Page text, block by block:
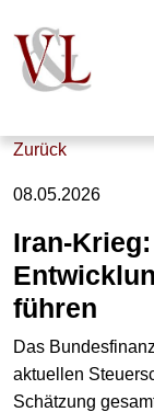
Zurück
08.05.2026
Iran-
führen
Das
aktuellen
Schätzung